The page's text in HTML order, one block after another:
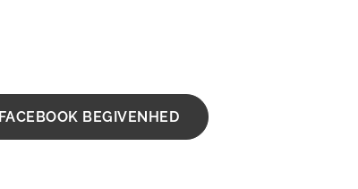
FACEBOOK BEGIVENHED